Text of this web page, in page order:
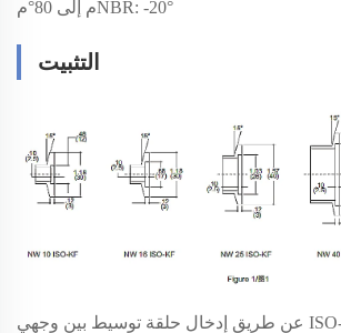
NBR: -20°م إلى 80°م
التثبيت
تُركَّب مكونات ISO-KF عن طريق إدخال حلقة توسيط بين وجهي